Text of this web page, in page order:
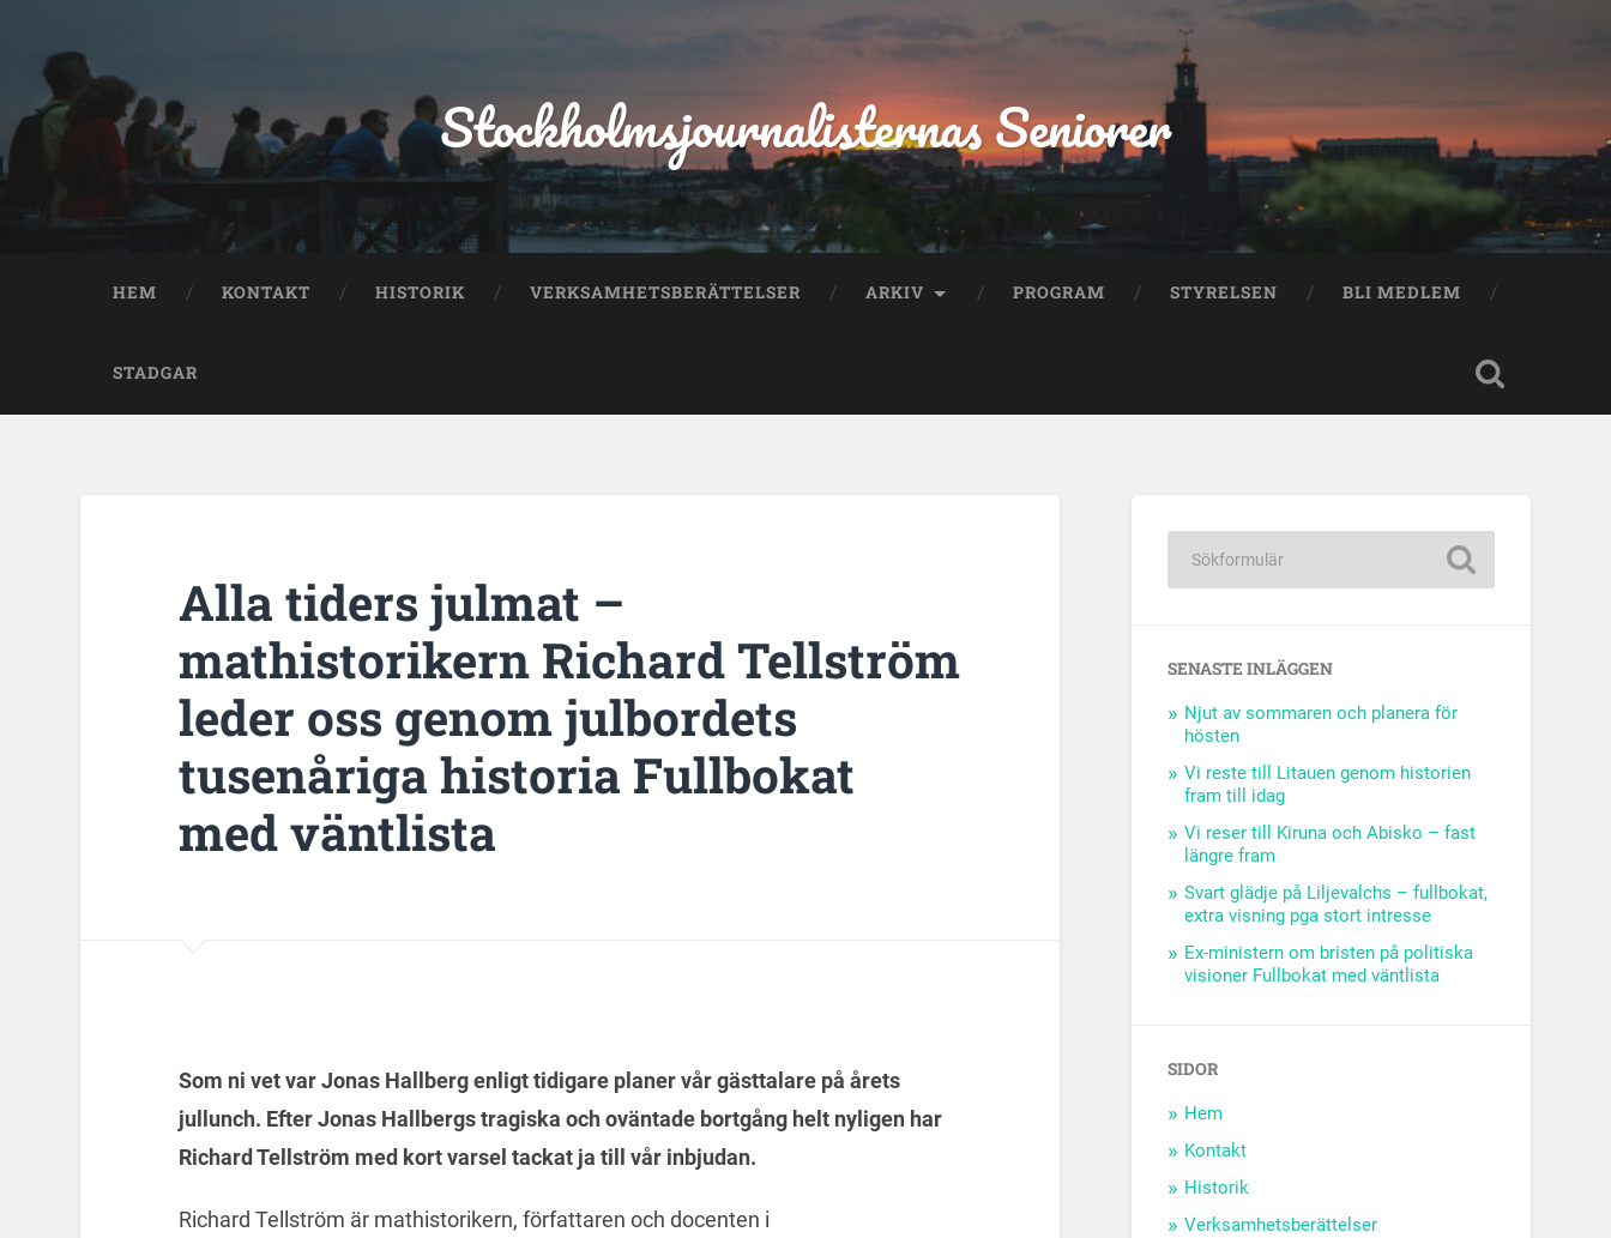
Stockholmsjournalisternas Seniorer
HEM KONTAKT HISTORIK VERKSAMHETSBERÄTTELSER ARKIV PROGRAM STYRELSEN BLI MEDLEM
STADGAR
Alla tiders julmat –
mathistorikern Richard Tellström
leder oss genom julbordets
tusenåriga historia Fullbokat
med väntlista
Som ni vet var Jonas Hallberg enligt tidigare planer vår gästtalare på årets
jullunch. Efter Jonas Hallbergs tragiska och oväntade bortgång helt nyligen har
Richard Tellström med kort varsel tackat ja till vår inbjudan.
Richard Tellström är mathistorikern, författaren och docenten i
SENASTE INLÄGGEN
Njut av sommaren och planera för
hösten
Vi reste till Litauen genom historien
fram till idag
Vi reser till Kiruna och Abisko – fast
längre fram
Svart glädje på Liljevalchs – fullbokat,
extra visning pga stort intresse
Ex-ministern om bristen på politiska
visioner Fullbokat med väntlista
SIDOR
Hem
Kontakt
Historik
Verksamhetsberättelser